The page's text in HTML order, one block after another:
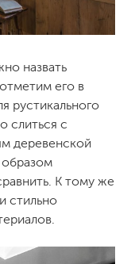
назвать
его в
рустикального
слиться с
деревенской
К тому же
стильно